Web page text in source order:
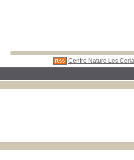
Centre Nature Les